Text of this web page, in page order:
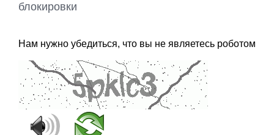
блокировки
Нам нужно убедиться, что вы не являетесь роботом